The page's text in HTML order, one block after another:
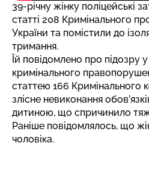
39-річну жінку поліцейські
статті 208 Кримінального
України та помістили до
тримання.
Їй повідомлено про підозру у
кримінального
статтею 166 Кримінального
злісне невиконання
дитиною, що спричинило
Раніше повідомлялось, що
чоловіка.